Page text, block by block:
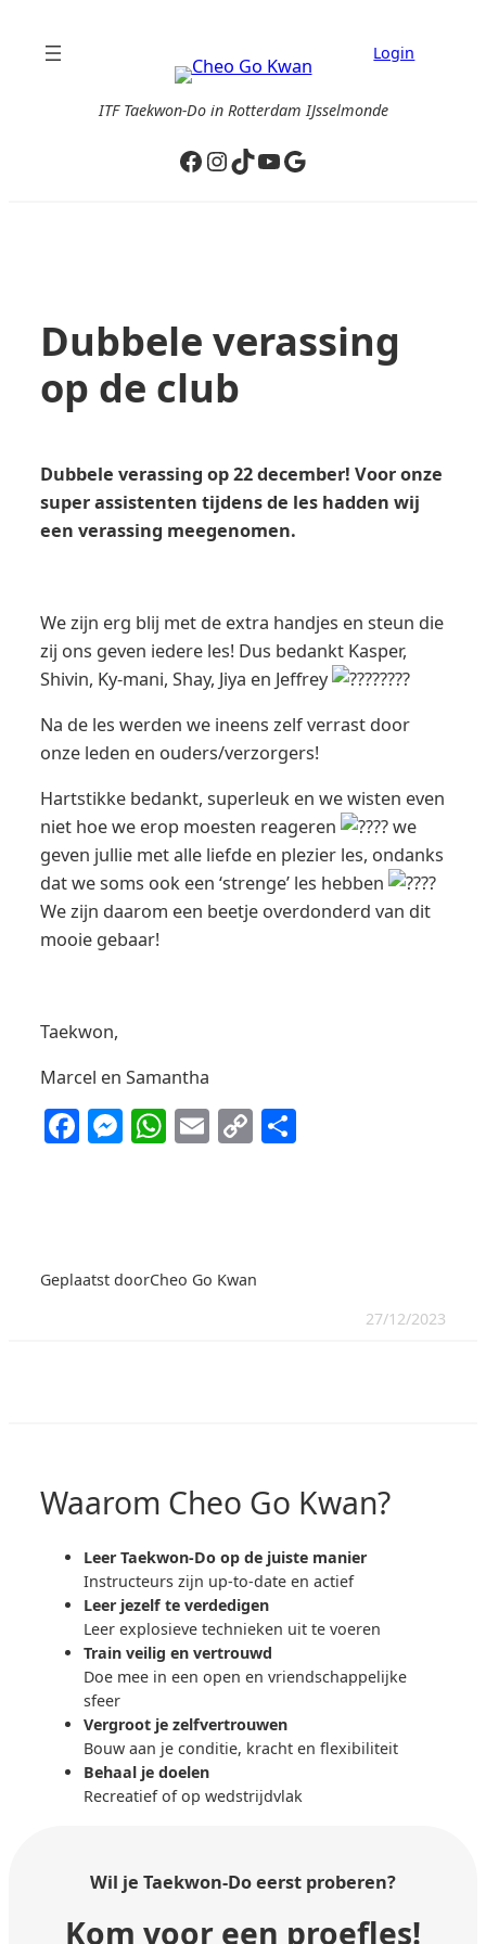
Login
ITF Taekwon-Do in Rotterdam IJsselmonde
Facebook
Instagram
TikTok
YouTube
Google
Dubbele verassing
op de club
Dubbele verassing op 22 december! Voor onze
super assistenten tijdens de les hadden wij
een verassing meegenomen.
We zijn erg blij met de extra handjes en steun die
zij ons geven iedere les! Dus bedankt Kasper,
Shivin, Ky-mani, Shay, Jiya en Jeffrey
Na de les werden we ineens zelf verrast door
onze leden en ouders/verzorgers!
Hartstikke bedankt, superleuk en we wisten even
niet hoe we erop moesten reageren
we
geven jullie met alle liefde en plezier les, ondanks
dat we soms ook een ‘strenge’ les hebben
We zijn daarom een beetje overdonderd van dit
mooie gebaar!
Taekwon,
Marcel en Samantha
Facebook
Messenger
WhatsApp
Email
CopyDelen
Geplaatst doorCheo Go Kwan
27/12/2023
Waarom Cheo Go Kwan?
Leer Taekwon-Do op de juiste manier
Instructeurs zijn up-to-date en actief
Leer jezelf te verdedigen
Leer explosieve technieken uit te voeren
Train veilig en vertrouwd
Doe mee in een open en vriendschappelijke
sfeer
Vergroot je zelfvertrouwen
Bouw aan je conditie, kracht en flexibiliteit
Behaal je doelen
Recreatief of op wedstrijdvlak
Wil je Taekwon-Doeerst proberen?
Kom voor een proefles!